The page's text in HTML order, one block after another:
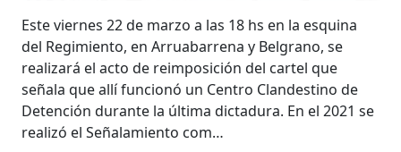
Este viernes 22 de marzo a las 18 hs en la esquina
del Regimiento, en Arruabarrena y Belgrano, se
realizará el acto de reimposición del cartel que
señala que allí funcionó un Centro Clandestino de
Detención durante la última dictadura. En el 2021 se
realizó el Señalamiento com…